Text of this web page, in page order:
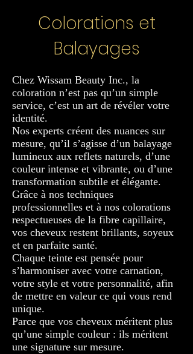
Colorations et
Balayages
Chez Wissam Beauty Inc., la
coloration n’est pas qu’un simple
service, c’est un art de révéler votre
identité.
Nos experts créent des nuances sur
mesure, qu’il s’agisse d’un balayage
lumineux aux reflets naturels, d’une
couleur intense et vibrante, ou d’une
transformation subtile et élégante.
Grâce à nos techniques
professionnelles et à nos colorations
respectueuses de la fibre capillaire,
vos cheveux restent brillants, soyeux
et en parfaite santé.
Chaque teinte est pensée pour
s’harmoniser avec votre carnation,
votre style et votre personnalité, afin
de mettre en valeur ce qui vous rend
unique.
Parce que vos cheveux méritent plus
qu’une simple couleur : ils méritent
une signature sur mesure.